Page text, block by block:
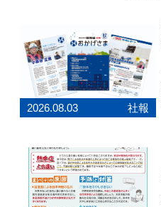
2026.08.03 社報